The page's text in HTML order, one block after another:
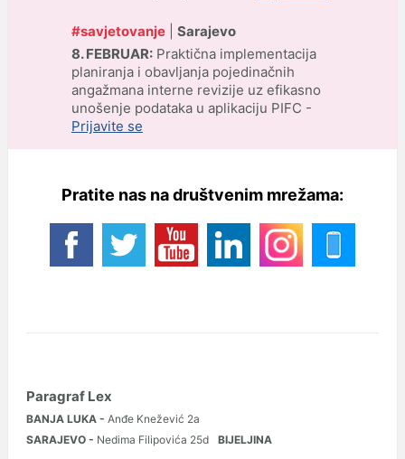
#savjetovanje
Sarajevo
8. FEBRUAR: Praktična implementacija
planiranja i obavljanja pojedinačnih
angažmana interne revizije uz efikasno
unošenje podataka u aplikaciju PIFC -
Prijavite se
Pratite nas na društvenim mrežama:
Paragraf Lex
BANJA LUKA - Anđe Knežević 2a
SARAJEVO - Nedima Filipovića 25d BIJELJINA